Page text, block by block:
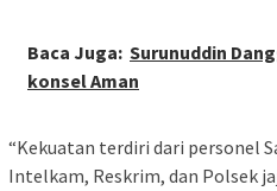
Baca Juga: Surunuddin
konsel Aman
“Kekuatan terdiri dari personel
Intelkam, Reskrim, dan Polsek